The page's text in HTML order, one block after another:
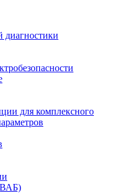
диагностики
для комплексного